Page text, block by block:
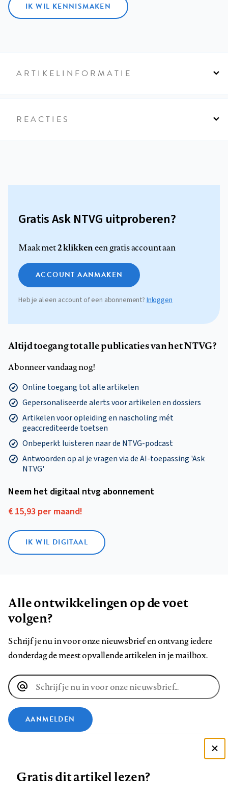
IK WIL KENNISMAKEN
ARTIKELINFORMATIE
REACTIES
Gratis Ask NTVG uitproberen?
Maak met2 klikkeneen gratis account aan
ACCOUNT AANMAKEN
Heb je al een account of een abonnement?Inloggen
Altijd toegang tot alle publicaties van het NTVG?
Abonneer vandaag nog!
Online toegang tot alle artikelen
Gepersonaliseerde alerts voor artikelen en dossiers
Artikelen voor opleiding en nascholing mét
geaccrediteerde toetsen
Onbeperkt luisteren naar de NTVG-podcast
Antwoorden op al je vragen via de AI-toepassing 'Ask
NTVG'
Neem het digitaal ntvg abonnement
€ 15,93 per maand!
IK WIL DIGITAAL
Alle ontwikkelingen op de voet
volgen?
Schrijf je nu in voor onze nieuwsbrief en ontvang iedere
donderdag de meest opvallende artikelen in je mailbox.
E-
mailadres
AANMELDEN
Gratis dit artikel lezen?
Zie onze cookie policy